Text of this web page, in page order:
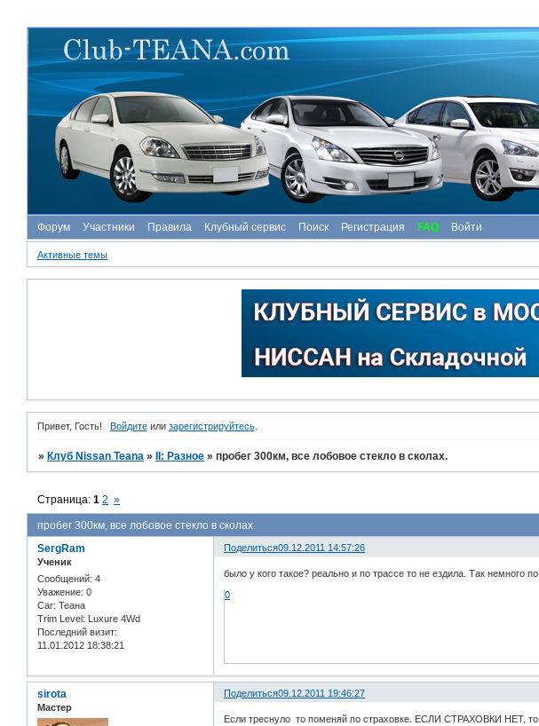
Форум Участники Правила Клубный сервис Поиск Регистрация FAQ Войти
Активные темы
Привет, Гость! Войдитеили зарегистрируйтесь.
» Клуб Nissan Teana » II: Разное »пробег 300км, все лобовое стекло в сколах.
пробег 300км, все лобовое стекло в сколах.
Страница:1 2 »
Поделиться09.12.2011 14:57:26
SergRam
Ученик
Сообщений: 4
Уважение: 0
Car: Теана
Trim Level: Luxure 4Wd
Последний визит:
11.01.2012 18:38:21
было у кого такое? реально и по трассе то не ездила. Так немного
0
Поделиться09.12.2011 19:46:27
sirota
Мастер
Если треснуло то поменяй по страховке. ЕСЛИ СТРАХОВКИ НЕТ,